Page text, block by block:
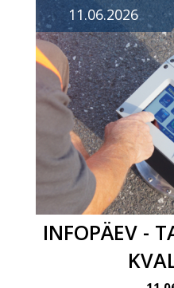
11.06.2026
INFOPÄEV -